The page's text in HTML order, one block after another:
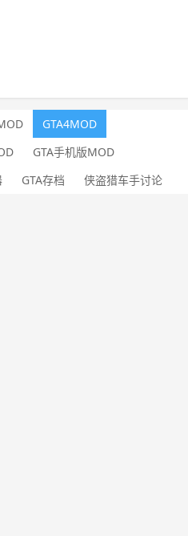
GTA4MOD
GTA手机版MOD
GTA存档 侠盗猎车手讨论